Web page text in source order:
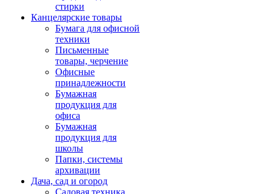
стирки
Канцелярские товары
Бумага для офисной
техники
Письменные
товары, черчение
Офисные
принадлежности
Бумажная
продукция для
офиса
Бумажная
продукция для
школы
Папки, системы
архивации
Дача, сад и огород
Садовая техника